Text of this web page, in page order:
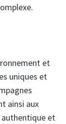
et
uniques et
ainsi aux
et